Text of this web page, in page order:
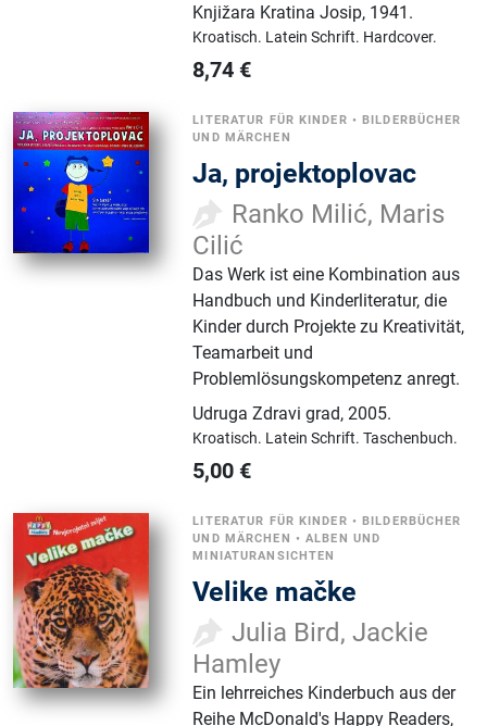
Knjižara Kratina Josip, 1941.
Kroatisch. Latein Schrift. Hardcover.
8,74 €
LITERATUR FÜR KINDER •BILDERBÜCHER
UND MÄRCHEN
Ja, projektoplovac
Ranko Milić, Maris
Cilić
Das Werk ist eine Kombination aus
Handbuch und Kinderliteratur, die
Kinder durch Projekte zu Kreativität,
Teamarbeit und
Problemlösungskompetenz anregt.
Udruga Zdravi grad,2005.
Kroatisch. Latein Schrift.Taschenbuch.
5,00 €
LITERATUR FÜR KINDER •BILDERBÜCHER
UND MÄRCHEN •ALBEN UND
MINIATURANSICHTEN
Velike mačke
Julia Bird, Jackie
Hamley
Ein lehrreiches Kinderbuch aus der
Reihe McDonald's Happy Readers,